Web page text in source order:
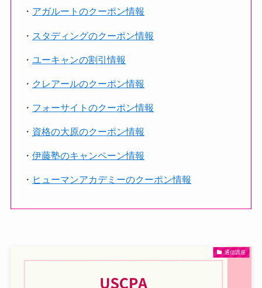
・ アガルートのクーポン情報
・ スタディングのクーポン情報
・ユーキャンの割引情報
・ クレアールのクーポン情報
・ フォーサイトのクーポン情報
・ 資格の大原のクーポン情報
・伊藤塾のキャンペーン情報
・ ヒューマンアカデミーのクーポン情報
通信講座